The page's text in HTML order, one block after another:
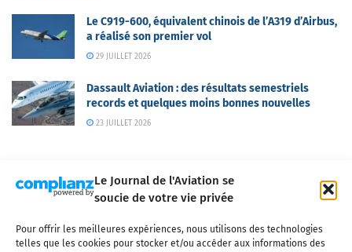
Le Journal de l'Aviation se
soucie de votre vie privée
Pour offrir les meilleures expériences, nous utilisons des technologies
telles que les cookies pour stocker et/ou accéder aux informations des
Le C919-600, équivalent chinois de l’A319 d’Airbus,
a réalisé son premier vol
29 JUILLET 2026
Dassault Aviation : des résultats semestriels
records et quelques moins bonnes nouvelles
23 JUILLET 2026
Qui sommes-nous ? Nous contacter
Partenaires